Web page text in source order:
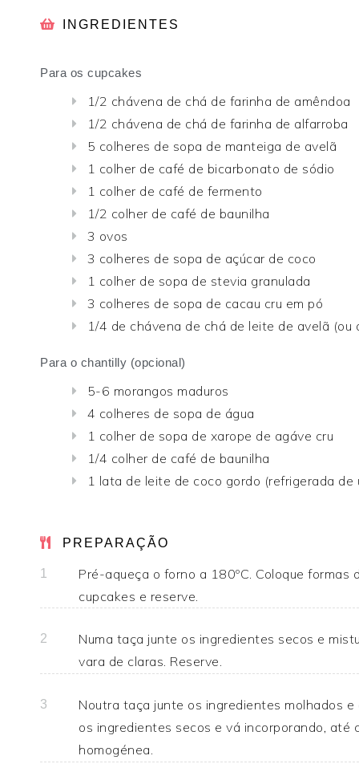
INGREDIENTES
Para os cupcakes
1/2 chávena de chá de farinha de amêndoa
1/2 chávena de chá de farinha de alfarroba
5 colheres de sopa de manteiga de avelã
1 colher de café de bicarbonato de sódio
1 colher de café de fermento
1/2 colher de café de baunilha
3 ovos
3 colheres de sopa de açúcar de coco
1 colher de sopa de stevia granulada
3 colheres de sopa de cacau cru em pó
1/4 de chávena de chá de leite de avelã (ou
Para o chantilly (opcional)
5-6 morangos maduros
4 colheres de sopa de água
1 colher de sopa de xarope de agáve cru
1/4 colher de café de baunilha
1 lata de leite de coco gordo (refrigerada de
PREPARAÇÃO
1
Pré-aqueça o forno a 180ºC. Coloque formas
cupcakes e reserve.
2
Numa taça junte os ingredientes secos e
vara de claras. Reserve.
3
Noutra taça junte os ingredientes molhados e
os ingredientes secos e vá incorporando, até
homogénea.